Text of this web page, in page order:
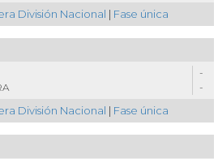
División Nacional | Fase única
-
-
División Nacional | Fase única